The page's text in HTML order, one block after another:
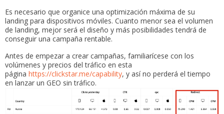
Es necesario que organice una optimización máxima de su
landing para dispositivos móviles. Cuanto menor sea el volumen
de landing, mejor será el diseño y más posibilidades tendrá de
conseguir una campaña rentable.
Antes de empezar a crear campañas, familiarícese con los
volúmenes y precios del tráfico en esta
página https://clickstar.me/capability, y así no perderá el tiempo
en lanzar un GEO sin tráfico.